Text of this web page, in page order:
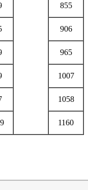
855
906
965
1007
1058
1160